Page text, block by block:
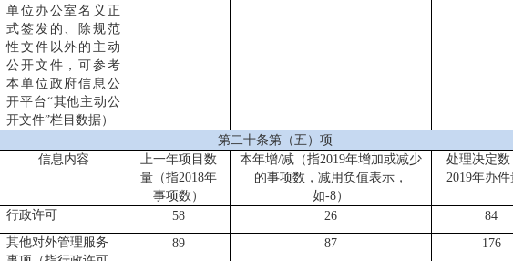
单位办公室名义正
式签发的、除规范
性文件以外的主动
公开文件，可参考
本单位政府信息公
开平台“其他主动公
开文件”栏目数据）
第二十条第（五）项
信息内容
上一年项目数
量 （指2018年
事项数）
本年增/减（指2019年增加或减少
的事项数 ，减用负值表示，
如-8）
处理决定数
2019年办件
行政许可 58 26
84
其他对外管理服务
89 87 176